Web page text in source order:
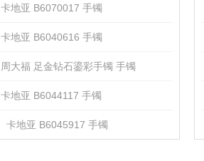
卡地亚 B6070017 手镯
卡地亚 B6040616 手镯
周大福 足金钻石鎏彩手镯 手镯
卡地亚 B6044117 手镯
卡地亚 B6045917 手镯